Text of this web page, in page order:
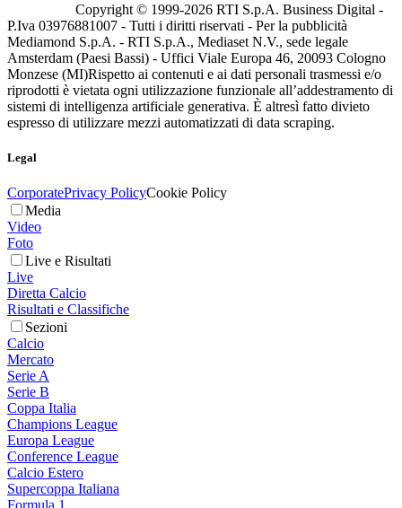
Copyright © 1999-2026 RTI S.p.A. Business Digital -
P.Iva 03976881007 - Tutti i diritti riservati - Per la pubblicità
Mediamond S.p.A. - RTI S.p.A., Mediaset N.V., sede legale
Amsterdam (Paesi Bassi) - Uffici Viale Europa 46, 20093 Cologno
Monzese (MI)Rispetto ai contenuti e ai dati personali trasmessi e/o
riprodotti è vietata ogni utilizzazione funzionale all’addestramento di
sistemi di intelligenza artificiale generativa. È altresì fatto divieto
espresso di utilizzare mezzi automatizzati di data scraping.
Legal
CorporatePrivacy PolicyCookie Policy
Media
Video
Foto
Live e Risultati
Live
Diretta Calcio
Risultati e Classifiche
Sezioni
Calcio
Mercato
Serie A
Serie B
Coppa Italia
Champions League
Europa League
Conference League
Calcio Estero
Supercoppa Italiana
Formula 1